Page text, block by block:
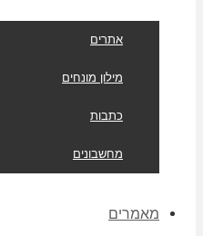
אתרים
מילון מונחים
כתבות
מחשבונים
מאמרים